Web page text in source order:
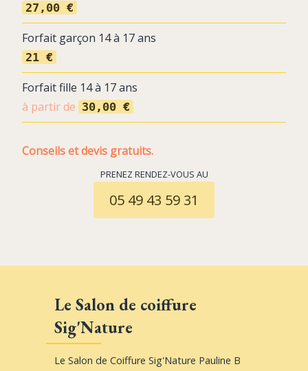
27,00 €
Forfait garçon 14 à 17 ans
21 €
Forfait fille 14 à 17 ans
à partir de 30,00 €
Conseils et devis gratuits.
PRENEZ RENDEZ-VOUS AU
05 49 43 59 31
Le Salon de coiffure
Sig'Nature
Le Salon de Coiffure Sig'Nature Pauline B